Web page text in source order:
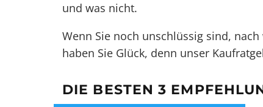
und was nicht.
Wenn Sie noch unschlüssig sind,
haben Sie Glück, denn unser
DIE BESTEN 3